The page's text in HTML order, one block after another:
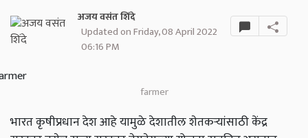
अजय वसंत शिंदे
Updated on Friday, 08 April 2022
06:16 PM
farmer
भारत कृषीप्रधान देश आहे यामुळे देशातील शेतकऱ्यांसाठी केंद्र